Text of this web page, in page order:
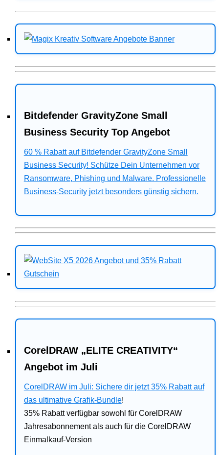
Bitdefender GravityZone Small
Business Security Top Angebot
60 % Rabatt auf Bitdefender GravityZone Small
Business Security! Schütze Dein Unternehmen vor
Ransomware, Phishing und Malware. Professionelle
Business-Security jetzt besonders günstig sichern.
CorelDRAW „ELITE CREATIVITY“
Angebot im Juli
CorelDRAW im Juli: Sichere dir jetzt 35% Rabatt auf
das ultimative Grafik-Bundle!
35% Rabatt verfügbar sowohl für CorelDRAW
Jahresabonnement als auch für die CorelDRAW
Einmalkauf-Version